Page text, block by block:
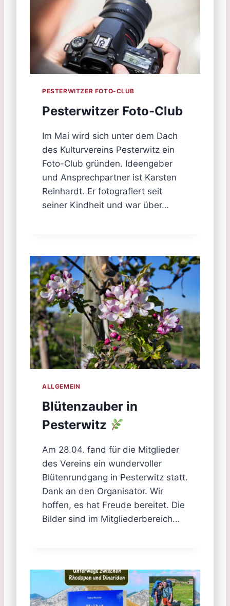
PESTERWITZER FOTO-CLUB
Pesterwitzer Foto-Club
Im Mai wird sich unter dem Dach
des Kulturvereins Pesterwitz ein
Foto-Club gründen. Ideengeber
und Ansprechpartner ist Karsten
Reinhardt. Er fotografiert seit
seiner Kindheit und war über…
ALLGEMEIN
Blütenzauber in
Pesterwitz
Am 28.04. fand für die Mitglieder
des Vereins ein wundervoller
Blütenrundgang in Pesterwitz statt.
Dank an den Organisator. Wir
hoffen, es hat Freude bereitet. Die
Bilder sind im Mitgliederbereich…